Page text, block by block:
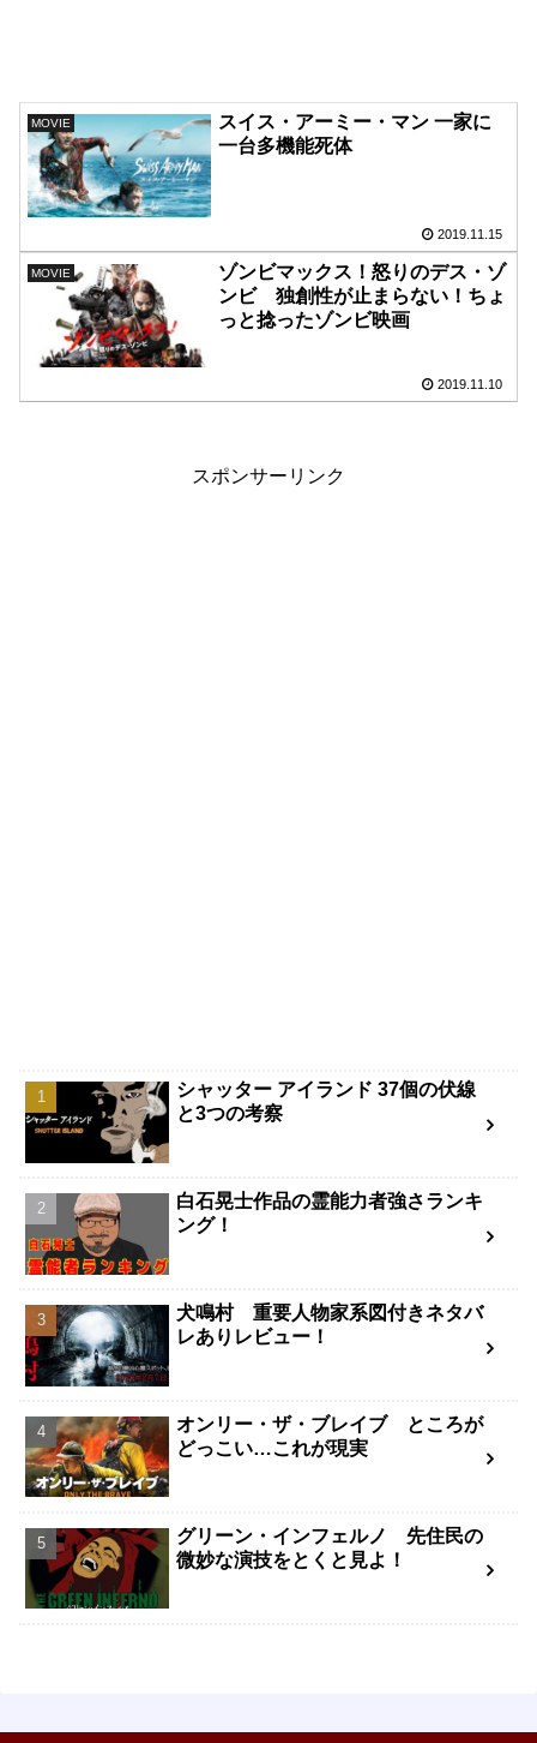
MOVIE
スイス・アーミー・マン 一家に
一台多機能死体
2019.11.15
MOVIE
ゾンビマックス！怒りのデス・ゾ
ンビ 独創性が止まらない！ちょ
っと捻ったゾンビ映画
2019.11.10
スポンサーリンク
シャッター アイランド 37個の伏線
と3つの考察
白石晃士作品の霊能力者強さランキ
ング！
犬鳴村 重要人物家系図付きネタバ
レありレビュー！
オンリー・ザ・ブレイブ ところが
どっこい…これが現実
グリーン・インフェルノ 先住民の
微妙な演技をとくと見よ！